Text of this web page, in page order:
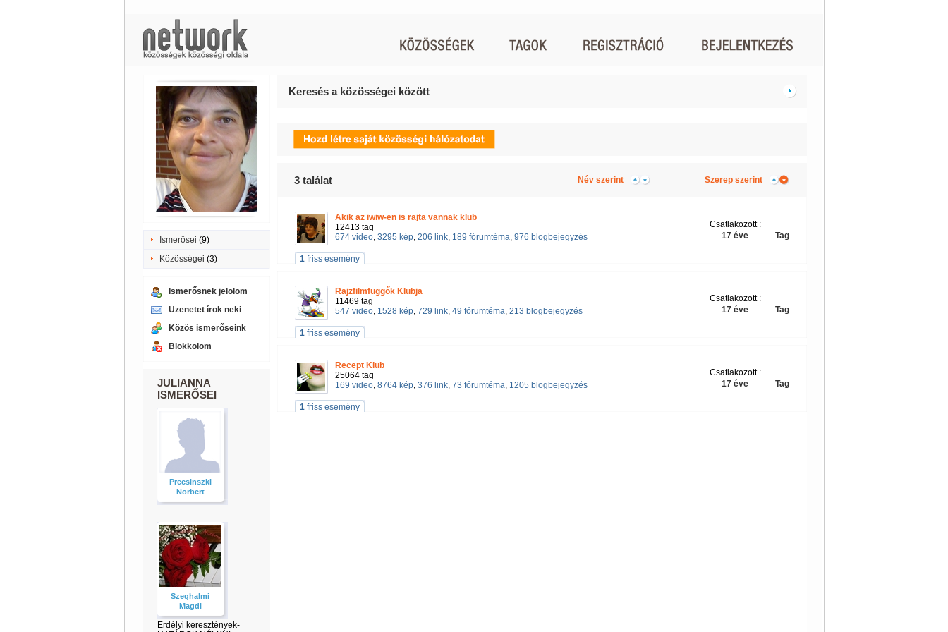
Ismerősei (9)
Közösségei (3)
Ismerősnek jelölöm
Üzenetet írok neki
Közös ismerőseink
Blokkolom
JULIANNA
ISMERŐSEI
Precsinszki
Norbert
Szeghalmi
Magdi
Erdélyi keresztények-
Keresés a közösségei között
3találat Név szerint Szerep szerint
Akik az iwiw-en is rajta vannak klub
12413 tag
674 video, 3295 kép, 206 link, 189 fórumtéma, 976 blogbejegyzés Tag
Csatlakozott :
17 éve
1friss esemény
Rajzfilmfüggők Klubja
11469 tag
547 video, 1528 kép, 729 link, 49 fórumtéma, 213 blogbejegyzés Tag
Csatlakozott :
17 éve
1friss esemény
Recept Klub
25064 tag
169 video, 8764 kép, 376 link, 73 fórumtéma, 1205 blogbejegyzés Tag
Csatlakozott :
17 éve
1friss esemény